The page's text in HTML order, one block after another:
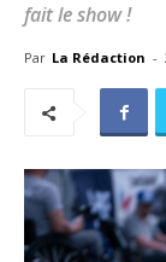
fait le show !
Par La Rédaction -